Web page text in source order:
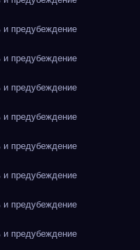
предубеждение
предубеждение
предубеждение
предубеждение
предубеждение
предубеждение
предубеждение
предубеждение